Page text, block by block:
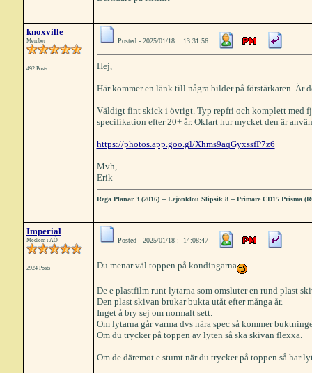
knoxville
Member
492 Posts
Posted - 2025/01/18 : 13:31:56
Hej,
Här kommer en länk till några bilder på förstärkaren. Är
Väldigt fint skick i övrigt. Typ repfri och komplett med
specifikation efter 20+ år. Oklart hur mycket den är
https://photos.app.goo.gl/Xhms9aqGyxssfP7z6
Mvh,
Erik
Rega Planar 3 (2016)-- Lejonklou Slipsik 8-- Primare CD15 Prisma
Imperial
Medlem i AÖ
2924 Posts
Posted - 2025/01/18 : 14:08:47
Du menar väl toppen på kondingarna
De e plastfilm runt lytarna som omsluter en rund plast
Den plast skivan brukar bukta utåt efter många år.
Inget å bry sej om normalt sett.
Om lytarna går varma dvs nära spec så kommer
Om du trycker på toppen av lyten så ska skivan flexxa.
Om de däremot e stumt när du trycker på toppen så har